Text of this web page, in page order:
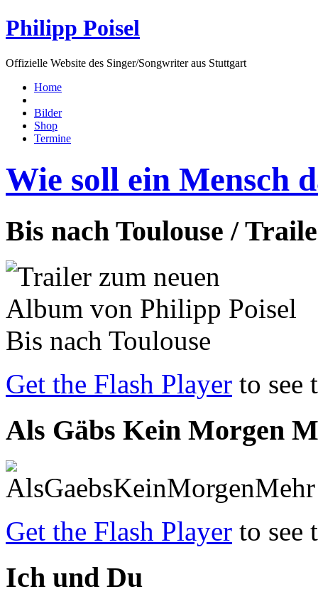
Philipp Poisel
Offizielle Website des Singer/Songwriter aus Stuttgart
Home
Bilder
Shop
Termine
Wie soll ein Mensch
Bis nach Toulouse /
Get the Flash Player to see
Als Gäbs Kein Morgen
Get the Flash Player to see
Ich und Du